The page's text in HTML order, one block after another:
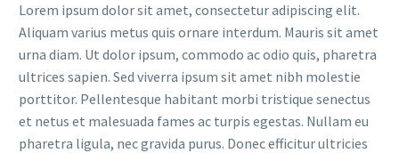
Lorem ipsum dolor sit amet, consectetur adipiscing elit.
Aliquam varius metus quis ornare interdum. Mauris sit amet
urna diam. Ut dolor ipsum, commodo ac odio quis, pharetra
ultrices sapien. Sed viverra ipsum sit amet nibh molestie
porttitor. Pellentesque habitant morbi tristique senectus
et netus et malesuada fames ac turpis egestas. Nullam eu
pharetra ligula, nec gravida purus. Donec efficitur ultricies